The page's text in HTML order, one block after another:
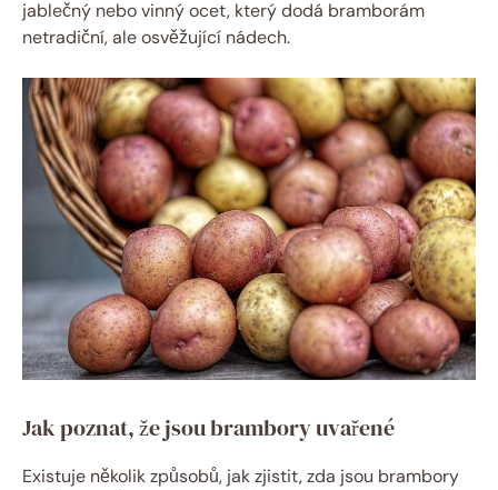
jablečný nebo vinný ocet, který dodá bramborám
netradiční, ale osvěžující nádech.
Jak poznat, že jsou brambory uvařené
Existuje několik způsobů, jak zjistit, zda jsou brambory